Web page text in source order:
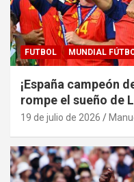
FUTBOL MUNDIAL
¡España campeón
rompe el sueño de
19 de julio de 2026